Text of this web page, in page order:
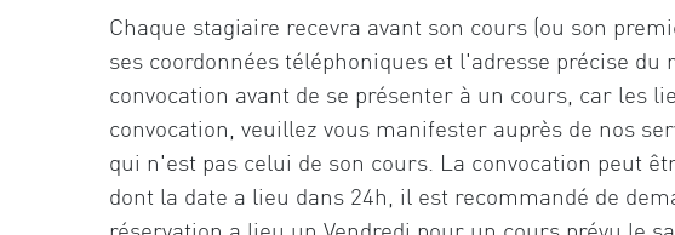
Chaque stagiaire recevra avant son cours (ou son
ses coordonnées téléphoniques et l'adresse précise
convocation avant de se présenter à un cours, car les
convocation, veuillez vous manifester auprès de nos
qui n'est pas celui de son cours. La convocation peut
dont la date a lieu dans 24h, il est recommandé de